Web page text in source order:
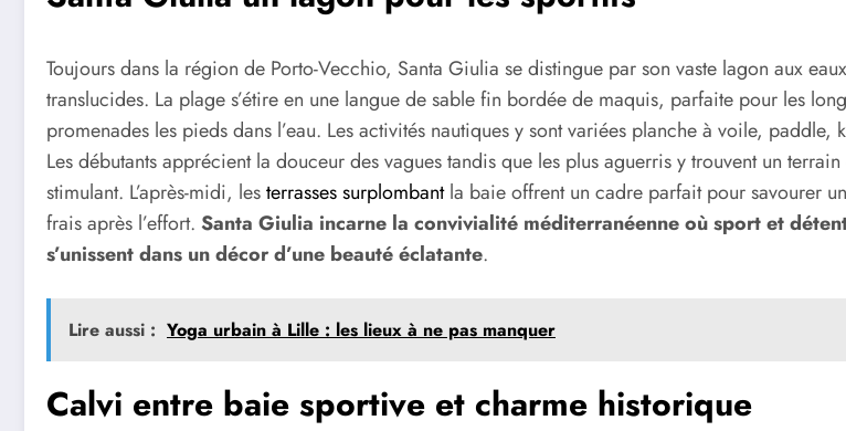
Toujours dans la région de Porto-Vecchio, Santa Giulia se distingue par son vaste lagon aux
translucides. La plage s’étire en une langue de sable fin bordée de maquis, parfaite pour les
promenades les pieds dans l’eau. Les activités nautiques y sont variées planche à voile, paddle,
Les débutants apprécient la douceur des vagues tandis que les plus aguerris y trouvent un
stimulant. L’après-midi, lesterrasses surplombantla baie offrent un cadre parfait pour savourer
frais après l’effort. Santa Giulia incarne la convivialité méditerranéenne où sport et
s’unissent dans un décor d’une beauté éclatante.
Lire aussi : Yoga urbain à Lille : les lieux à ne pas manquer
Calvi entre baie sportive et charme historique